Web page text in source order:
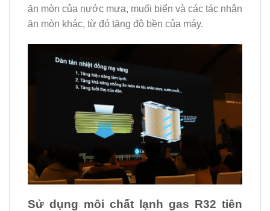
ăn mòn của nước mưa, muối biển và các tác nhân
ăn mòn khác, từ đó tăng độ bền của máy.
Sử dụng môi chất lạnh gas R32 tiên